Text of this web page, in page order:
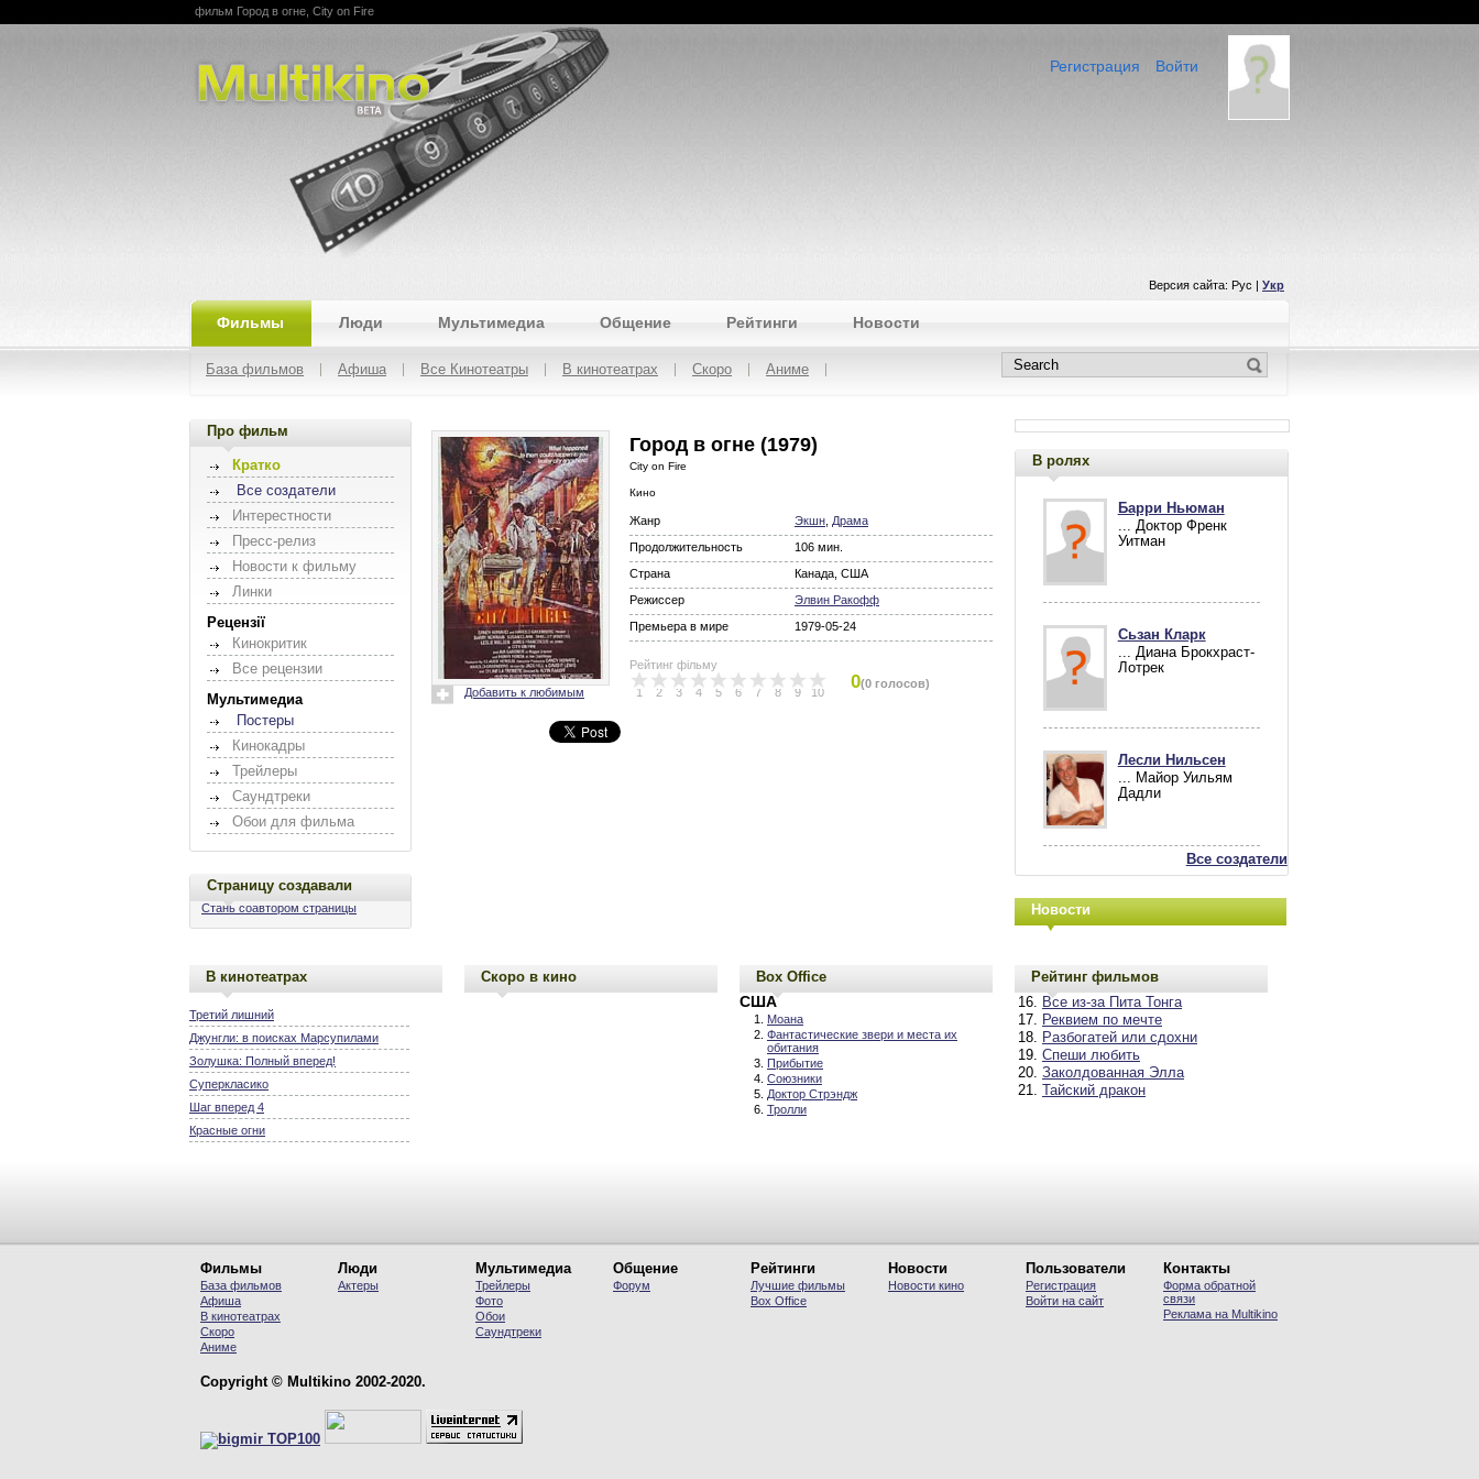
Multikino
фильм Город в огне, City on Fire
Войти
Регистрация
Версия сайта: Рус | Укр
Фильмы Люди Мультимедиа Общение Рейтинги Новости
База фильмов Афиша Все Кинотеатры В кинотеатрах Скоро Аниме
Про фильм
Кратко
Все создатели
Интерестности
Пресс-релиз
Новости к фильму
Линки
Рецензії
Кинокритик
Все рецензии
Мультимедиа
Постеры
Кинокадры
Трейлеры
Саундтреки
Обои для фильма
Страницу создавали
Стань соавтором страницы
В ролях
Барри Ньюман
... Доктор Френк
Уитман
Сьзан Кларк
... Диана Брокхраст-
Лотрек
Лесли Нильсен
... Майор Уильям
Дадли
Все создатели
Новости
Добавить к любимым
Город в огне (1979)
City on Fire
Кино
Жанр Экшн Драма
Продолжительность
106 мин.
Страна
Канада, США
Режиссер
Элвин Ракофф
Премьера в мире
1979-05-24
Рейтинг фільму
1 2 3 4 5 6 7 8 9 10 0(0 голосов)
В кинотеатрах
Третий лишний
Джунгли: в поисках Марсупилами
Золушка: Полный вперед!
Суперкласико
Шаг вперед 4
Красные огни
Скоро в кино Box Office
США
Моана
Фантастические звери и места их
обитания
Прибытие
Союзники
Доктор Стрэндж
Тролли
Рейтинг фильмов
Все из-за Пита Тонга
Реквием по мечте
Разбогатей или сдохни
Спеши любить
Заколдованная Элла
Тайский дракон
Фильмы
База фильмов
Афиша
В кинотеатрах
Скоро
Аниме
Люди
Актеры
Мультимедиа
Трейлеры
Фото
Обои
Саундтреки
Общение
Форум
Рейтинги
Лучшие фильмы
Вох Office
Новости
Новости кино
Пользователи
Регистрация
Войти на сайт
Контакты
Форма обратной
связи
Реклама на Multikino
Copyright © Multikino 2002-2020.